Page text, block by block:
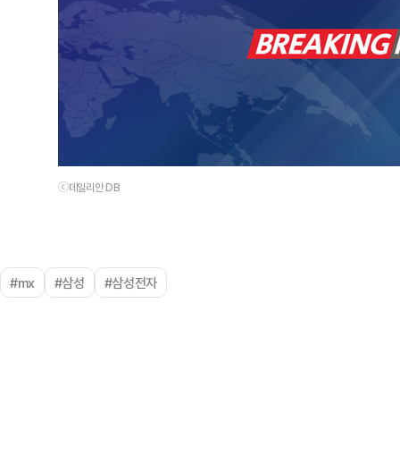
ⓒ데일리안 DB
#mx #삼성 #삼성전자